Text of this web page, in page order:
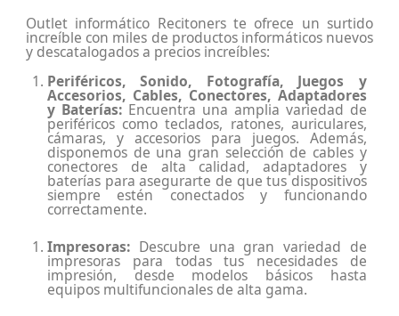
Outlet informático Recitoners te ofrece un surtido
increíble con miles de productos informáticos nuevos
y descatalogados a precios increíbles:
Periféricos, Sonido, Fotografía, Juegos y
Accesorios, Cables, Conectores, Adaptadores
y Baterías:Encuentra una amplia variedad de
periféricos como teclados, ratones, auriculares,
cámaras, y accesorios para juegos. Además,
disponemos de una gran selección de cables y
conectores de alta calidad, adaptadores y
baterías para asegurarte de que tus dispositivos
siempre estén conectados y funcionando
correctamente.
Impresoras: Descubre una gran variedad de
impresoras para todas tus necesidades de
impresión, desde modelos básicos hasta
equipos multifuncionales de alta gama.